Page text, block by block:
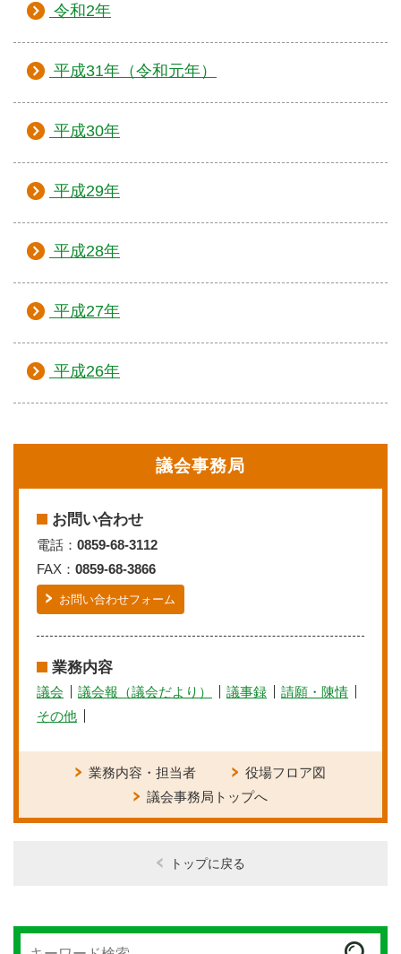
令和2年
平成31年（令和元年）
平成30年
平成29年
平成28年
平成27年
平成26年
議会事務局
お問い合わせ
電話： 0859-68-3112
FAX： 0859-68-3866
お問い合わせフォーム
業務内容
議会 議会報（議会だより） 議事録
請願・陳情
その他
業務内容・担当者
役場フロア図
議会事務局トップへ
トップに戻る